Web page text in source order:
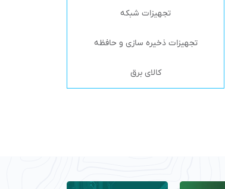
تجهیزات شبکه
تجهیزات ذخیره سازی و حافظه
کالای برق